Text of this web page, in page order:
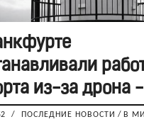
из-за дрона
/ ПОСЛЕДНИЕ НОВОСТИ / В